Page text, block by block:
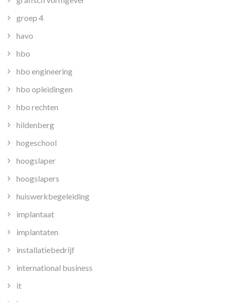
groep 4
havo
hbo
hbo engineering
hbo opleidingen
hbo rechten
hildenberg
hogeschool
hoogslaper
hoogslapers
huiswerkbegeleiding
implantaat
implantaten
installatiebedrijf
international business
it